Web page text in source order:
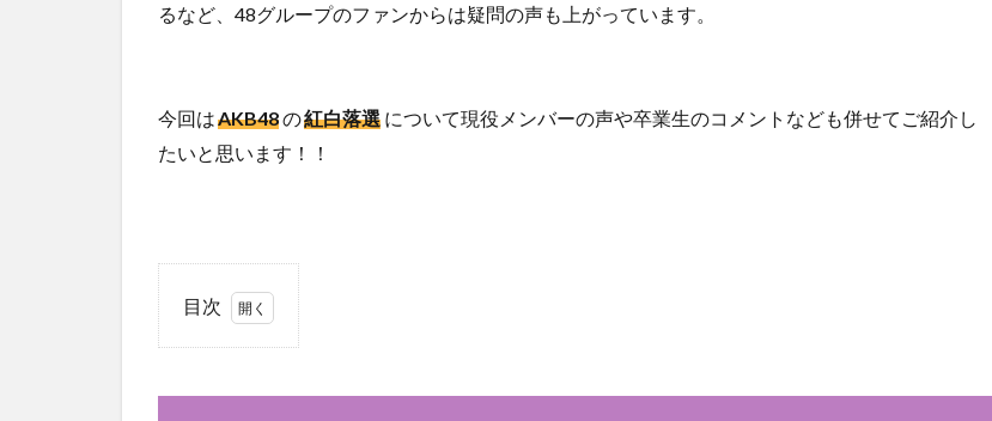
るなど、48グループのファンからは疑問の声も上がっています。
今回はAKB48の紅白落選 について現役メンバーの声や卒業生のコメントなども併せてご紹介し
たいと思います！！
目次
出場の